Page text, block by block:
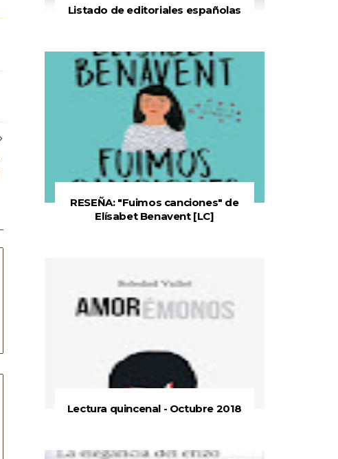
Listado de editoriales españolas
RESEÑA: "Fuimos canciones" de
Elísabet Benavent [LC]
Lectura quincenal - Octubre 2018